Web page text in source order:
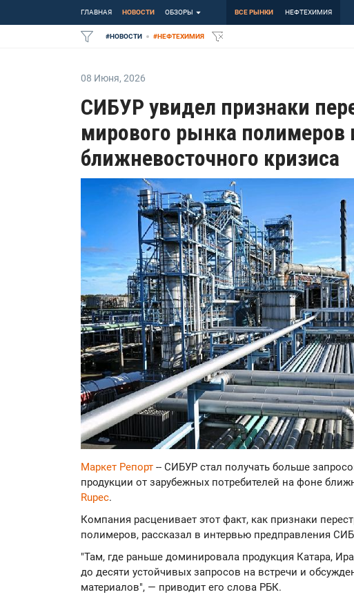
ГЛАВНАЯ НОВОСТИ ОБЗОРЫ ВСЕ РЫНКИ НЕФТЕХИМИЯ
#НОВОСТИ #НЕФТЕХИМИЯ
08 Июня, 2026
СИБУР увидел признаки
мирового рынка полимеров
ближневосточного кризиса
Маркет Репорт -- СИБУР стал получать больше
продукции от зарубежных потребителей на фоне
Rupec.
Компания расценивает этот факт, как признаки
полимеров, рассказал в интервью предправления
"Там, где раньше доминировала продукция Катара,
до десяти устойчивых запросов на встречи и
материалов", — приводит его слова РБК.